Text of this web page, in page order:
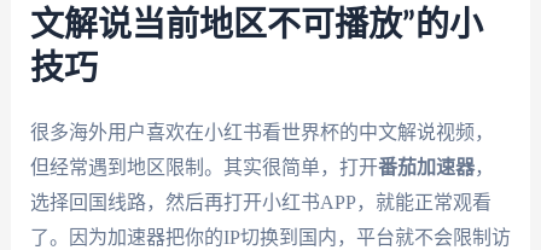
文解说当前地区不可播放”的小
技巧
很多海外用户喜欢在小红书看世界杯的中文解说视频，
但经常遇到地区限制。其实很简单，打开番茄加速器，
选择回国线路，然后再打开小红书APP，就能正常观看
了。因为加速器把你的IP切换到国内，平台就不会限制访